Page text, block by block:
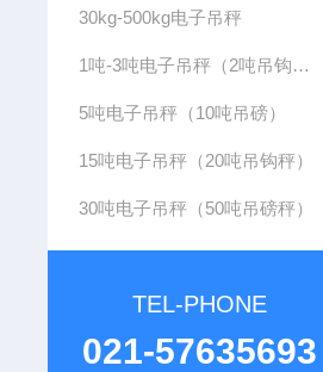
30kg-500kg电子吊秤
1吨-3吨电子吊秤（2吨吊钩秤）
5吨电子吊秤（10吨吊磅）
15吨电子吊秤（20吨吊钩秤）
30吨电子吊秤（50吨吊磅秤）
TEL-PHONE
021-57635693